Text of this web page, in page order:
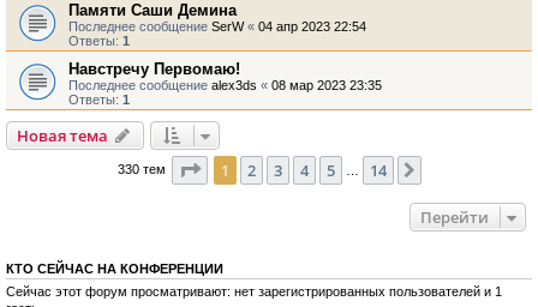
Памяти Саши Демина
Последнее сообщение SerW« 04 апр 2023 22:54
Ответы: 1
Навстречу Первомаю!
Последнее сообщение alex3ds « 08 мар 2023 23:35
Ответы: 1
Новая тема
330 тем Страница из 14
1 2 3 4 5 14
Перейти
КТО СЕЙЧАС НА КОНФЕРЕНЦИИ
Сейчас этот форум просматривают: нет зарегистрированных пользователей и 1